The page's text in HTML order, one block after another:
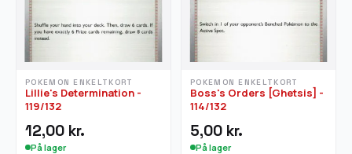
POKEMON ENKELTKORT
Lillie's Determination -
119/132
12,00 kr.
På lager
POKEMON ENKELTKORT
Boss's Orders [Ghetsis] -
114/132
5,00 kr.
På lager